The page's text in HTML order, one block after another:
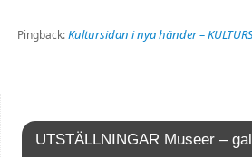
Pingback:Kultursidan i nya händer –
UTSTÄLLNINGAR Museer –